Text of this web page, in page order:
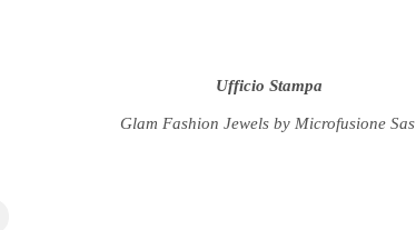
Ufficio Stampa
Glam Fashion Jewels by Microfusione Sas